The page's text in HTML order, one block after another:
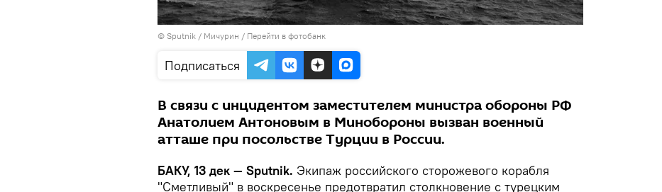
© Sputnik / Мичурин / Перейти в фотобанк
Подписаться
В связи с инцидентом заместителем министра обороны РФ
Анатолием Антоновым в Минобороны вызван военный
атташе при посольстве Турции в России.
БАКУ, 13 дек — Sputnik. Экипаж российского сторожевого корабля
"Сметливый" в воскресенье предотвратил столкновение с турецким